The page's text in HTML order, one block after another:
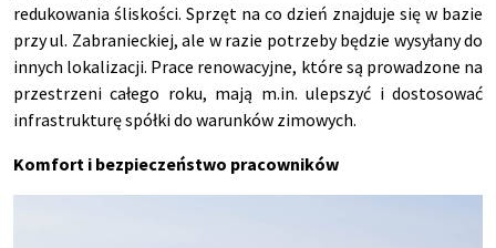
redukowania śliskości. Sprzęt na co dzień znajduje się w bazie
przy ul. Zabranieckiej, ale w razie potrzeby będzie wysyłany do
innych lokalizacji. Prace renowacyjne, które są prowadzone na
przestrzeni całego roku, mają m.in. ulepszyć i dostosować
infrastrukturę spółki do warunków zimowych.
Komfort i bezpieczeństwo pracowników